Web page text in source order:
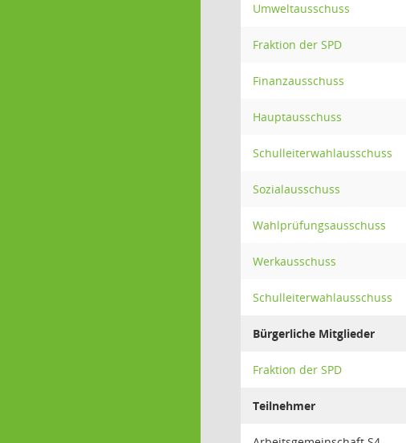
Umweltausschuss
Fraktion der SPD
Finanzausschuss
Hauptausschuss
Schulleiterwahlausschuss
Sozialausschuss
Wahlprüfungsausschuss
Werkausschuss
Schulleiterwahlausschuss
Bürgerliche Mitglieder
Fraktion der SPD
Teilnehmer